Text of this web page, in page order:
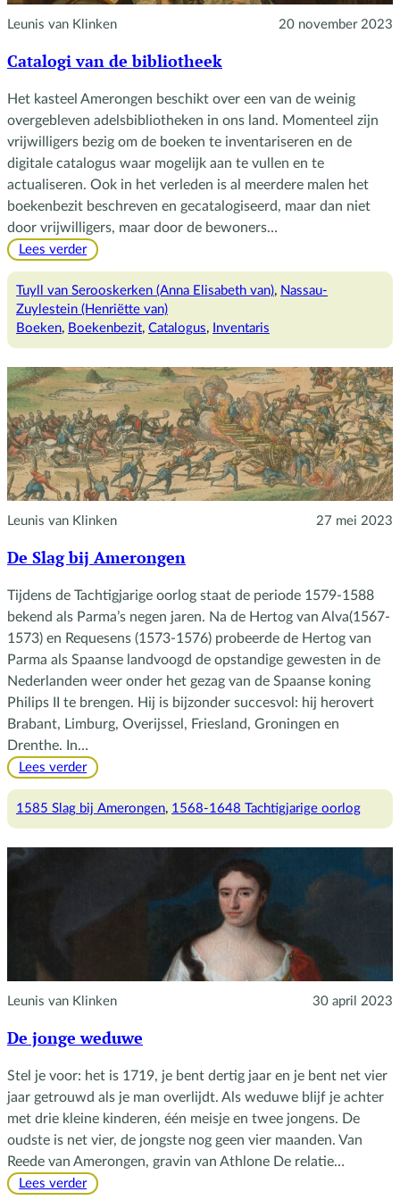
Leunis van Klinken 20 november 2023
Catalogi van de bibliotheek
Het kasteel Amerongen beschikt over een van de weinig
overgebleven adelsbibliotheken in ons land. Momenteel zijn
vrijwilligers bezig om de boeken te inventariseren en de
digitale catalogus waar mogelijk aan te vullen en te
actualiseren. Ook in het verleden is al meerdere malen het
boekenbezit beschreven en gecatalogiseerd, maar dan niet
door vrijwilligers, maar door de bewoners…
Lees verder:
van
de
bibliotheek
Tuyll van Serooskerken (Anna Elisabeth van), Nassau-
Zuylestein (Henriëtte van)
Boeken, Boekenbezit, Catalogus, Inventaris
Leunis van Klinken 27 mei 2023
De Slag bij Amerongen
Tijdens de Tachtigjarige oorlog staat de periode 1579-1588
bekend als Parma’s negen jaren. Na de Hertog van Alva(1567-
1573) en Requesens (1573-1576) probeerde de Hertog van
Parma als Spaanse landvoogd de opstandige gewesten in de
Nederlanden weer onder het gezag van de Spaanse koning
Philips II te brengen. Hij is bijzonder succesvol: hij herovert
Brabant, Limburg, Overijssel, Friesland, Groningen en
Drenthe. In…
Lees verder:
Slag
1585 Slag bij Amerongen, 1568-1648 Tachtigjarige oorlog
Leunis van Klinken 30 april 2023
De jonge weduwe
Stel je voor: het is 1719, je bent dertig jaar en je bent net vier
jaar getrouwd als je man overlijdt. Als weduwe blijf je achter
met drie kleine kinderen, één meisje en twee jongens. De
oudste is net vier, de jongste nog geen vier maanden. Van
Reede van Amerongen, gravin van Athlone De relatie…
Lees verder: